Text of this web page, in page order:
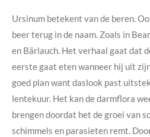
Ursinum betekent van de beren.
beer terug in de naam. Zoals in
en Bärlauch. Het verhaal gaat dat
eerste gaat eten wanneer hij uit
goed plan want daslook past
lentekuur. Het kan de darmflora
brengen doordat het de groei van
schimmels en parasieten remt.